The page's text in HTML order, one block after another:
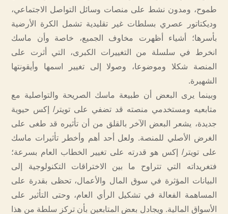
طموح، ومدون نشط على منصات وسائل التواصل الاجتماعي،
وديكتاتور عصري بسلطات غير تقليدية تشمل الكرة الأرضية
بأسرها؛ أشياء أظهرت مخاوف الجميع، خاصة وأن ماسك
انخرط في سلسلة من التغييرات الكبرى، التي أثرت على
المنصة شكلا وموضوعا، وصولا إلى تغيير اسمها وأيقونتها
الشهيرة.
وبينما يرى البعض أن طبيعة ماسك الصريحة والتواصلية مع
متابعيه ومستخدمي منصته قد تضفي على تويتر/ إكس حيوية
جديدة، يشعر البعض الآخر بالقلق من أن تأثيره قد طغى على
الغرض الأصلي للمنصة. ولعل أحد أهم وأخطر تأثيرات ماسك
على تويتر/ إكس هو قدرته على تغيير الخطاب العام بسرعة؛
فتغريداته التي تتراوح ما بين الاختراقات التكنولوجية إلى
البيانات المؤثرة في سوق المال والأعمال، تحظى بقدرة على
المساهمة الفعالة في تشكيل الرأي العام، وحتى التأثير على
الأسواق المالية. ويجادل بعض المتابعين بأن تركز سلطة من هذا